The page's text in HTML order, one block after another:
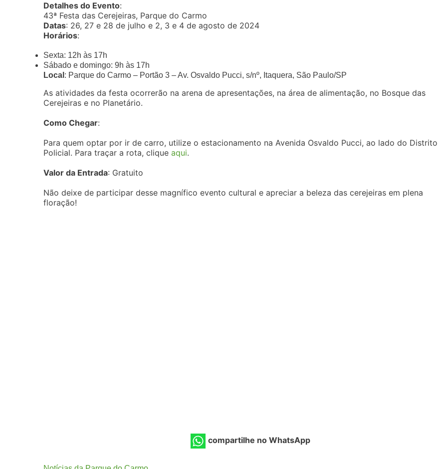
Detalhes do Evento:
43ª Festa das Cerejeiras, Parque do Carmo
Datas: 26, 27 e 28 de julho e 2, 3 e 4 de agosto de 2024
Horários:
Sexta: 12h às 17h
Sábado e domingo: 9h às 17h
Local : Parque do Carmo – Portão 3 – Av. Osvaldo Pucci, s/nº, Itaquera, São Paulo/SP
As atividades da festa ocorrerão na arena de apresentações, na área de alimentação, no Bosque das
Cerejeiras e no Planetário.
Como Chegar:
Para quem optar por ir de carro, utilize o estacionamento na Avenida Osvaldo Pucci, ao lado do Distrito
Policial. Para traçar a rota, clique aqui.
Valor da Entrada: Gratuito
Não deixe de participar desse magnífico evento cultural e apreciar a beleza das cerejeiras em plena
floração!
compartilhe no WhatsApp